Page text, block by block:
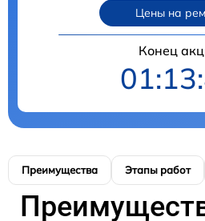
Цены на
Конец
Преимущества Этапы работ